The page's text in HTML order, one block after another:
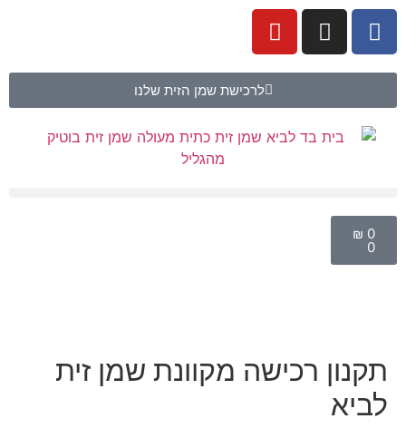
לרכישת שמן הזית שלנו
₪ 0
0
תקנון רכישה מקוונת שמן זית
לביא